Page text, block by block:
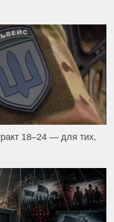
18–24 — для тих,